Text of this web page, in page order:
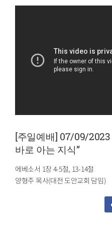
[주일예배] 07/09/
바로 아는 지식”
에베소서 1장 4-5절, 13-14절
양형주 목사(대전 도안교회 담임)